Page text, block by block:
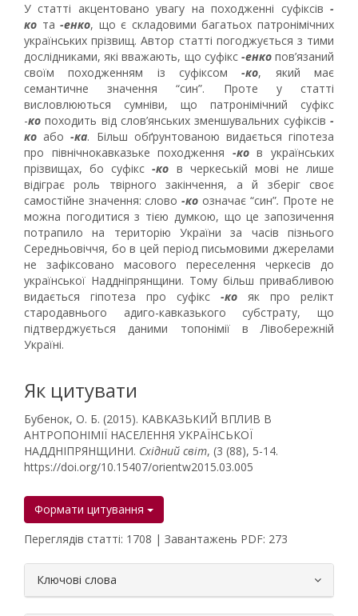
У статті акцентовано увагу на походженні суфіксів -
ко та-енко, що є складовими багатьох патронімічних
українських прізвищ. Автор статті погоджується з тими
дослідниками, які вважають, що суфікс -енкопов’язаний
своїм походженням із суфіксом-ко, який має
семантичне значення “син”. Проте у статті
висловлюються сумніви, що патронімічний суфікс
-копоходить від слов’янських зменшувальних суфіксів-
ко або-ка. Більш обґрунтованою видається гіпотеза
про північнокавказьке походження -ков українських
прізвищах, бо суфікс-ко в черкеській мові не лише
відіграє роль твірного закінчення, а й зберіг своє
самостійне значення: слово-ко означає “син”. Проте не
можна погодитися з тією думкою, що це запозичення
потрапило на територію України за часів пізнього
Середньовіччя, бо в цей період письмовими джерелами
не зафіксовано масового переселення черкесів до
української Наддніпрянщини. Тому більш привабливою
видається гіпотеза про суфікс -ко як про релікт
стародавнього адиго-кавказького субстрату, що
підтверджується даними топонімії в Лівобережній
Україні.
Як цитувати
Бубенок, О. Б. (2015). КАВКАЗЬКИЙ ВПЛИВ В
АНТРОПОНІМІЇ НАСЕЛЕННЯ УКРАЇНСЬКОЇ
НАДДНІПРЯНЩИНИ. Східний світ, (3 (88), 5-14.
https://doi.org/10.15407/orientw2015.03.005
Формати цитування
Переглядів статті: 1708 | Завантажень PDF: 273
Ключові слова